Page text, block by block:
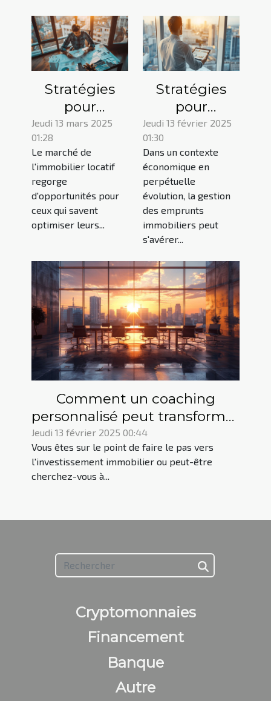
Stratégies
pour
maximiser la
rentabilité
des biens
immobiliers
locatifs
Jeudi 13 mars 2025
01:28
Le marché de
l'immobilier locatif
regorge
d'opportunités pour
ceux qui savent
optimiser leurs...
Stratégies
pour
optimiser les
emprunts
immobiliers
en période de
fluctuations
économiques
Jeudi 13 février 2025
01:30
Dans un contexte
économique en
perpétuelle
évolution, la gestion
des emprunts
immobiliers peut
s'avérer...
Comment un coaching
personnalisé peut transformer
votre investissement
immobilier
Jeudi 13 février 2025 00:44
Vous êtes sur le point de faire le pas vers
l'investissement immobilier ou peut-être
cherchez-vous à...
Cryptomonnaies
Financement
Banque
Autre